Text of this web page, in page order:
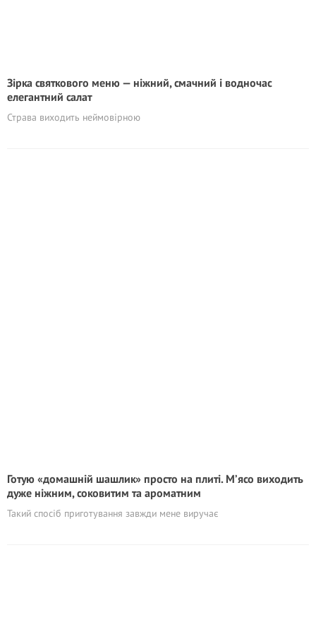
Зірка святкового меню — ніжний, смачний і водночас
елегантний салат
Страва виходить неймовірною
Готую «домашній шашлик» просто на плиті. М’ясо виходить
дуже ніжним, соковитим та ароматним
Такий спосіб приготування завжди мене виручає